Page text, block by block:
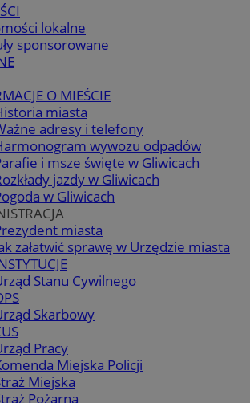
lokalne
sponsorowane
O MIEŚCIE
miasta
adresy i telefony
wywozu odpadów
i msze święte w Gliwicach
jazdy w Gliwicach
w Gliwicach
miasta
załatwić sprawę w Urzędzie miasta
Stanu Cywilnego
Skarbowy
Pracy
Miejska Policji
Miejska
Pożarna